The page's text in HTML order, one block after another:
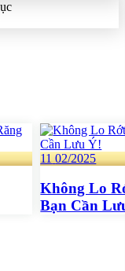
11 02/2025
Không Lo
Bạn Cần